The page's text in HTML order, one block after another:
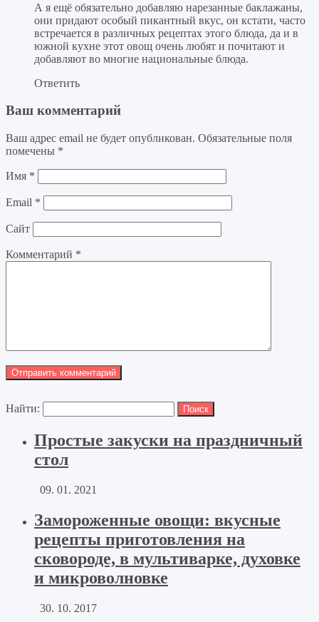
А я ещё обязательно добавляю нарезанные баклажаны,
они придают особый пикантный вкус, он кстати, часто
встречается в различных рецептах этого блюда, да и в
южной кухне этот овощ очень любят и почитают и
добавляют во многие национальные блюда.
Ответить
Ваш комментарий
Ваш адрес email не будет опубликован. Обязательные поля
помечены *
Имя *
Email *
Сайт
Комментарий *
Найти:
Простые закуски на праздничный
стол
09. 01. 2021
Замороженные овощи: вкусные
рецепты приготовления на
сковороде, в мультиварке, духовке
и микроволновке
30. 10. 2017